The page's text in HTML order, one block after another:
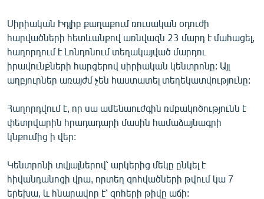
ԲԱՆԱՎԵՃ
ՁԳՏԵԼՈՎ ԼԱՎԱԳՈՒՅՆԻՆ
ՓՈԴՔԱՍԹ
Հայերեն
English
ՀԵՏԵՎԵՔ ՄԵԶ
Սիրիական Իդլիբ քաղաքում ռուսական օդուժի
հարվածների հետևանքով առնվազն 23 մարդ է մահացել,
հաղորդում է Լոնդոնում տեղակայված մարդու
իրավունքների հարցերով սիրիական կենտրոնը: Այլ
աղբյուրներ առայժմ չեն հաստատել տեղեկատվությունը:
Հաղորդվում է, որ սա ամենաուժգին ռմբակոծությունն է
փետրվարին հրադադարի մասին համաձայնագրի
կնքումից ի վեր:
Կենտրոնի տվյալներով՝ արկերից մեկը ընկել է
հիվանդանոցի վրա, որտեղ զոհվածների թվում կա 7
երեխա, և հնարավոր է՝ զոհերի թիվը աճի: